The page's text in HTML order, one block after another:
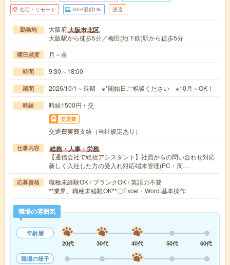
在宅・リモート WEB登録OK 派遣
勤務地 大阪府大阪市北区
大阪駅から徒歩5分／梅田(地下鉄)駅から徒歩5分
曜日頻度 月～金
時間 9:30～18:00
期間 2026/10/1～長期 ※*開始日ご相談ください ※10月～OK！
時給 時給1500円＋交
交通費
交通費実費支給（当社規定あり）
仕事内容 総務・人事・労務
【通信会社で総括アシスタント】社員からの問い合わせ対応
新しく入社した方の受入れ対応端末管理(PC・周…
応募資格
職種未経験OK / ブランクOK / 英語力不要
**業界、職種未経験OK**〇Excel・Word:基本操作
職場の雰囲気
年齢層
20代
30代 40代 50代
60代
職場の様子